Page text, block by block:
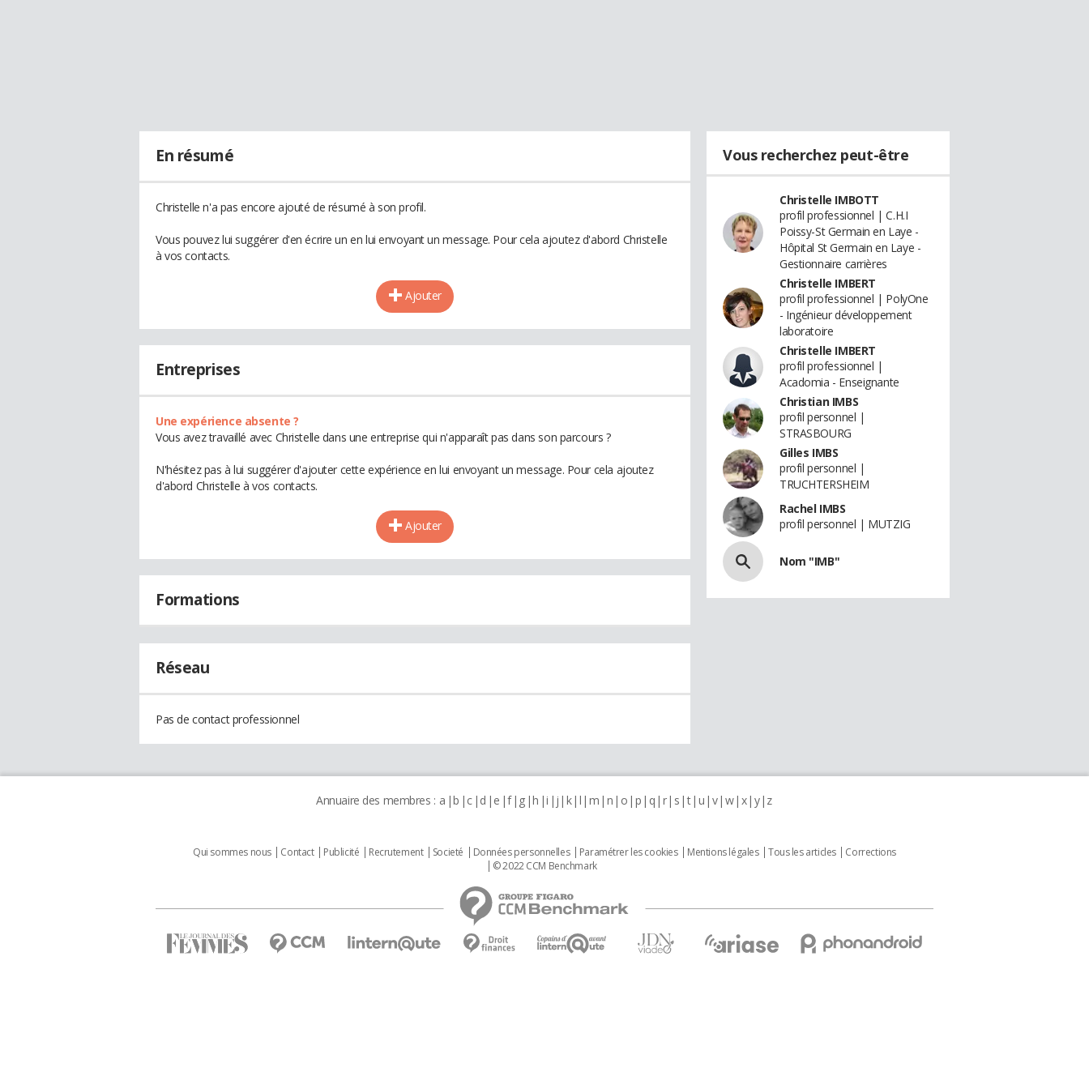
En résumé
Christelle n'a pas encore ajouté de résumé à son profil.
Vous pouvez lui suggérer d'en écrire un en lui envoyant un message. Pour cela ajoutez d'abord Christelle
à vos contacts.
Ajouter
Entreprises
Une expérience absente ?
Vous avez travaillé avec Christelle dans une entreprise qui n'apparaît pas dans son parcours ?
N'hésitez pas à lui suggérer d'ajouter cette expérience en lui envoyant un message. Pour cela ajoutez
d'abord Christelle à vos contacts.
Ajouter
Formations
Réseau
Pas de contact professionnel
Vous recherchez peut-être
Christelle IMBOTT
profil professionnel | C.H.I
Poissy-St Germain en Laye -
Hôpital St Germain en Laye -
Gestionnaire carrières
Christelle IMBERT
profil professionnel | PolyOne
- Ingénieur développement
laboratoire
Christelle IMBERT
profil professionnel |
Acadomia - Enseignante
Christian IMBS
profil personnel |
STRASBOURG
Gilles IMBS
profil personnel |
TRUCHTERSHEIM
Rachel IMBS
profil personnel | MUTZIG
Nom "IMB"
Annuaire des membres : a b c d e f g h i j k l m n o p q r s t u v w x y z
Qui sommes nous Contact Publicité Recrutement Societé Données personnelles Paramétrer les cookies Mentions légales Tous les articles
Corrections
© 2022 CCM Benchmark